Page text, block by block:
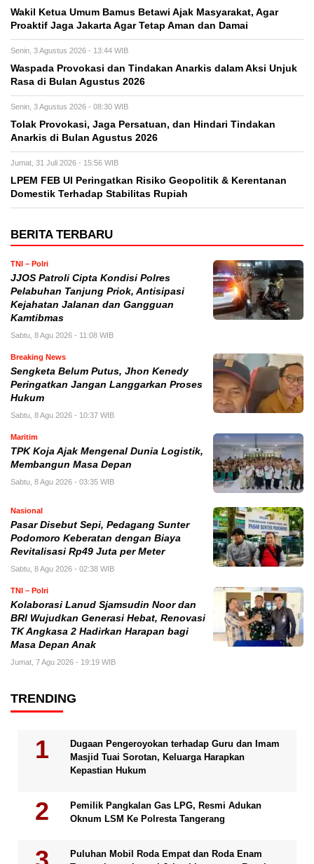
Wakil Ketua Umum Bamus Betawi Ajak Masyarakat, Agar
Proaktif Jaga Jakarta Agar Tetap Aman dan Damai
Senin, 3 Agustus 2026 - 13:44 WIB
Waspada Provokasi dan Tindakan Anarkis dalam Aksi Unjuk
Rasa di Bulan Agustus 2026
Senin, 3 Agustus 2026 - 08:30 WIB
Tolak Provokasi, Jaga Persatuan, dan Hindari Tindakan
Anarkis di Bulan Agustus 2026
Jumat, 31 Juli 2026 - 15:56 WIB
LPEM FEB UI Peringatkan Risiko Geopolitik & Kerentanan
Domestik Terhadap Stabilitas Rupiah
BERITA TERBARU
TNI – Polri
JJOS Patroli Cipta Kondisi Polres
Pelabuhan Tanjung Priok, Antisipasi
Kejahatan Jalanan dan Gangguan
Kamtibmas
Sabtu, 8 Agu 2026 - 11:08 WIB
Breaking News
Sengketa Belum Putus, Jhon Kenedy
Peringatkan Jangan Langgarkan Proses
Hukum
Sabtu, 8 Agu 2026 - 10:37 WIB
Maritim
TPK Koja Ajak Mengenal Dunia Logistik,
Membangun Masa Depan
Sabtu, 8 Agu 2026 - 03:35 WIB
Nasional
Pasar Disebut Sepi, Pedagang Sunter
Podomoro Keberatan dengan Biaya
Revitalisasi Rp49 Juta per Meter
Sabtu, 8 Agu 2026 - 02:38 WIB
TNI – Polri
Kolaborasi Lanud Sjamsudin Noor dan
BRI Wujudkan Generasi Hebat, Renovasi
TK Angkasa 2 Hadirkan Harapan bagi
Masa Depan Anak
Jumat, 7 Agu 2026 - 19:19 WIB
TRENDING
Dugaan Pengeroyokan terhadap Guru dan Imam
Masjid Tuai Sorotan, Keluarga Harapkan
Kepastian Hukum
Pemilik Pangkalan Gas LPG, Resmi Adukan
Oknum LSM Ke Polresta Tangerang
Puluhan Mobil Roda Empat dan Roda Enam